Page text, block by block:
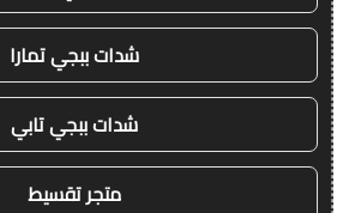
شدات ببجي تمارا
شدات ببجي تابي
متجر تقسيط